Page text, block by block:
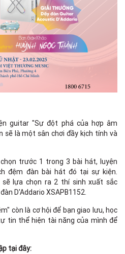
guitar "Sự đột phá của hợp âm
sẽ là một sân chơi đầy kịch tính và
trước 1 trong 3 bài hát, luyện
đệm đàn bài hát đó tại sự kiện.
sẽ lựa chọn ra 2 thí sinh xuất sắc
D'Addario XSAPB1152.
còn là cơ hội để bạn giao lưu, học
tin thể hiện tài năng của mình để
tại đây: